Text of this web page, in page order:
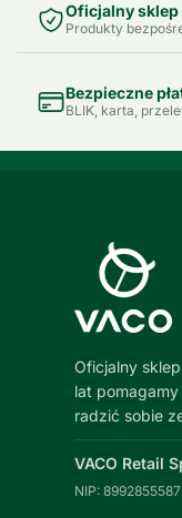
Oficjalny
Produkty
Bezpieczne
BLIK, karta,
Oficjalny
lat
radzić sobie
VACO Retail
NIP: 8992855587